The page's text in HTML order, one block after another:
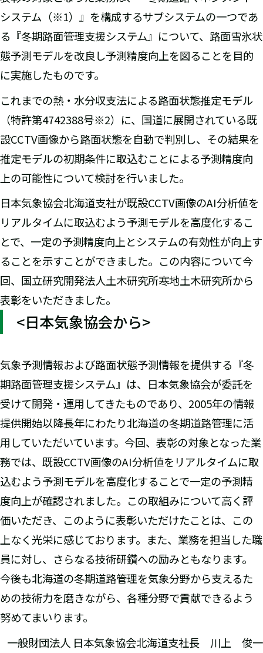
システム（※1）』を構成するサブシステムの一つであ
る『冬期路面管理支援システム』について、路面雪氷状
態予測モデルを改良し予測精度向上を図ることを目的
に実施したものです。
これまでの熱・水分収支法による路面状態推定モデル
（特許第4742388号※2）に、国道に展開されている既
設CCTV画像から路面状態を自動で判別し、その結果を
推定モデルの初期条件に取込むことによる予測精度向
上の可能性について検討を行いました。
日本気象協会北海道支社が既設CCTV画像のAI分析値を
リアルタイムに取込むよう予測モデルを高度化するこ
とで、一定の予測精度向上とシステムの有効性が向上す
ることを示すことができました。この内容について今
回、国立研究開発法人土木研究所寒地土木研究所から
表彰をいただきました。
<日本気象協会から>
気象予測情報および路面状態予測情報を提供する『冬
期路面管理支援システム』は、日本気象協会が委託を
受けて開発・運用してきたものであり、2005年の情報
提供開始以降長年にわたり北海道の冬期道路管理に活
用していただいています。今回、表彰の対象となった業
務では、既設CCTV画像のAI分析値をリアルタイムに取
込むよう予測モデルを高度化することで一定の予測精
度向上が確認されました。この取組みについて高く評
価いただき、このように表彰いただけたことは、この
上なく光栄に感じております。また、業務を担当した職
員に対し、さらなる技術研鑽への励みともなります。
今後も北海道の冬期道路管理を気象分野から支えるた
めの技術力を磨きながら、各種分野で貢献できるよう
努めてまいります。
一般財団法人 日本気象協会北海道支社長 川上 俊一